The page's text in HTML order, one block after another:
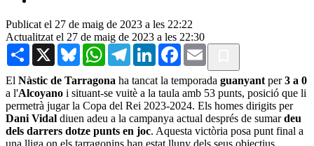
Publicat el 27 de maig de 2023 a les 22:22
Actualitzat el 27 de maig de 2023 a les 22:30
Share X BlueskyWhatsAppTelegramLinkedInFacebook
Email
El Nàstic de Tarragona ha tancat la temporada guanyant per3 a 0
a l'Alcoyano i situant-se vuitè a la taula amb 53 punts, posició que li
permetrà jugar la Copa del Rei 2023-2024. Els homes dirigits per
Dani Vidal diuen adeu a la campanya actual després de sumardeu
dels darrers dotze punts en joc. Aquesta victòria posa punt final a
una lliga on els tarragonins han estat lluny dels seus objectius